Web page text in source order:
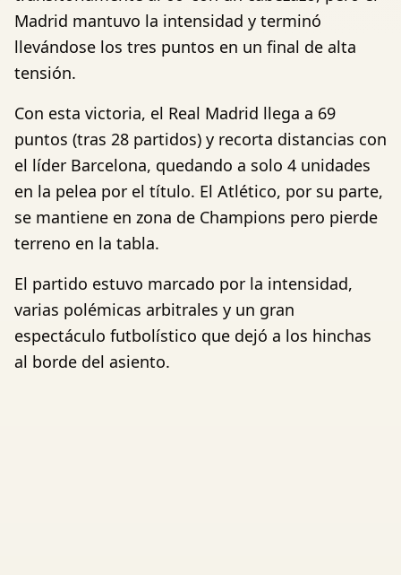
Madrid mantuvo la intensidad y terminó
llevándose los tres puntos en un final de alta
tensión.
Con esta victoria, el Real Madrid llega a 69
puntos (tras 28 partidos) y recorta distancias con
el líder Barcelona, quedando a solo 4 unidades
en la pelea por el título. El Atlético, por su parte,
se mantiene en zona de Champions pero pierde
terreno en la tabla.
El partido estuvo marcado por la intensidad,
varias polémicas arbitrales y un gran
espectáculo futbolístico que dejó a los hinchas
al borde del asiento.